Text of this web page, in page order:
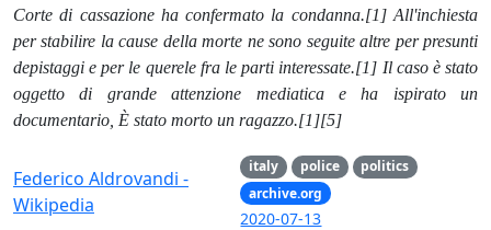
Corte di cassazione ha confermato la condanna.[1] All'inchiesta
per stabilire la cause della morte ne sono seguite altre per presunti
depistaggi e per le querele fra le parti interessate.[1] Il caso è stato
oggetto di grande attenzione mediatica e ha ispirato un
documentario, È stato morto un ragazzo.[1][5]
Federico Aldrovandi -
Wikipedia
italy police
politics
archive.org
2020-07-13